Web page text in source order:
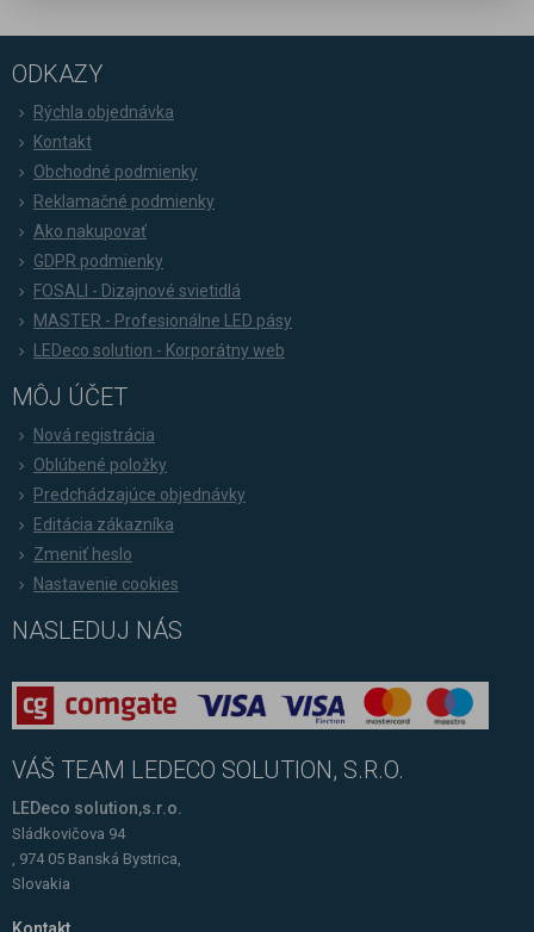
ODKAZY
Rýchla objednávka
Kontakt
Obchodné podmienky
Reklamačné podmienky
Ako nakupovať
GDPR podmienky
FOSALI - Dizajnové svietidlá
MASTER - Profesionálne LED pásy
LEDeco solution - Korporátny web
MÔJ ÚČET
Nová registrácia
Oblúbené položky
Predchádzajúce objednávky
Editácia zákazníka
Zmeniť heslo
Nastavenie cookies
NASLEDUJ NÁS
VÁŠ TEAM LEDECO SOLUTION, S.R.O.
LEDeco solution,s.r.o.
Sládkovičova 94
, 974 05 Banská Bystrica,
Slovakia